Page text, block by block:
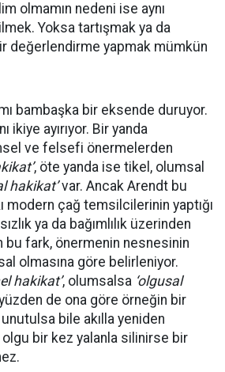
olmamın nedeni ise aynı
Yoksa tartışmak ya da
değerlendirme yapmak mümkün
bambaşka bir eksende duruyor.
ikiye ayırıyor. Bir yanda
ve felsefi önermelerden
, öte yanda ise tikel, olumsal
hakikat’var. Ancak Arendt bu
modern çağ temsilcilerinin yaptığı
ya da bağımlılık üzerinden
bu fark, önermenin nesnesinin
olmasına göre belirleniyor.
hakikat’, olumsalsa ‘olgusal
de ona göre örneğin bir
bile akılla yeniden
bir kez yalanla silinirse bir